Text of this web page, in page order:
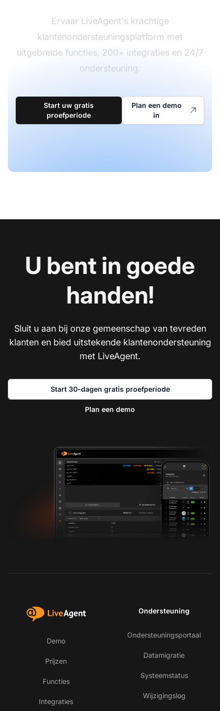
Ervaar LiveAgent's krachtige
klantenondersteuningsplatform met
uitgebreide functies, 200+ integraties en 24/7
ondersteuning.
Start uw gratis
proefperiode
Plan een demo
in
U bent in goede
handen!
Sluit u aan bij onze gemeenschap van tevreden
klanten en bied uitstekende klantenondersteuning
met LiveAgent.
Start 30-dagen gratis proefperiode
Plan een demo
Demo
Prijzen
Functies
Integraties
Ondersteuning
Ondersteuningsportaal
Datamigratie
Systeemstatus
Wijzigingslog